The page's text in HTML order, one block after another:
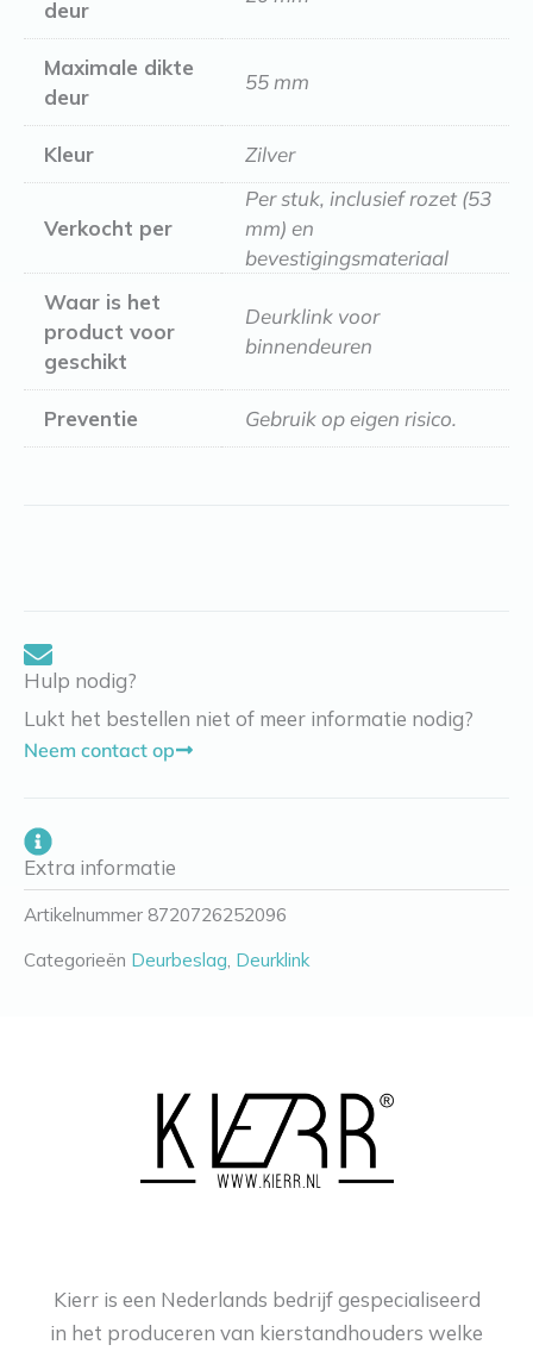
deur
Maximale dikte
deur
55 mm
Kleur Zilver
Verkocht per
Per stuk, inclusief rozet (53
mm) en
bevestigingsmateriaal
Waar is het
product voor
geschikt
Deurklink voor
binnendeuren
Preventie Gebruik op eigen risico.
Hulp nodig?
Lukt het bestellen niet of meer informatie nodig?
Neem contact op
Extra informatie
Artikelnummer 8720726252096
Categorieën Deurbeslag, Deurklink
Kierr is een Nederlands bedrijf gespecialiseerd
in het produceren van kierstandhouders welke